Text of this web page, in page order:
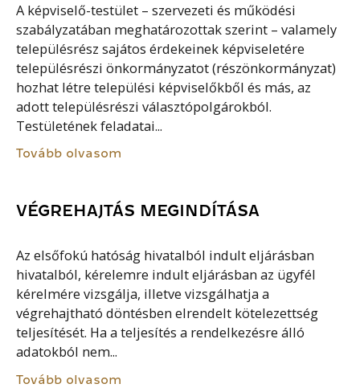
A képviselő-testület – szervezeti és működési
szabályzatában meghatározottak szerint – valamely
településrész sajátos érdekeinek képviseletére
településrészi önkormányzatot (részönkormányzat)
hozhat létre települési képviselőkből és más, az
adott településrészi választópolgárokból.
Testületének feladatai...
Tovább olvasom
VÉGREHAJTÁS MEGINDÍTÁSA
Az elsőfokú hatóság hivatalból indult eljárásban
hivatalból, kérelemre indult eljárásban az ügyfél
kérelmére vizsgálja, illetve vizsgálhatja a
végrehajtható döntésben elrendelt kötelezettség
teljesítését. Ha a teljesítés a rendelkezésre álló
adatokból nem...
Tovább olvasom